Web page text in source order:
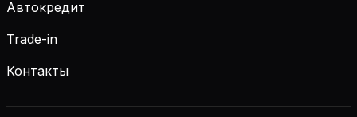
Автокредит
Trade-in
Контакты